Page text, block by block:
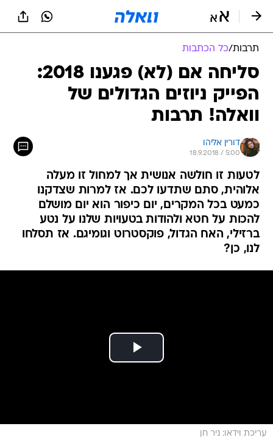
תרבות/כל הכתבות
סליחה אם (לא) פגענו 2018:
הפייק ניוזים הגדולים של
וואלה! תרבות
דורין אליהו
18.9.2018 / 5:00
לטעות זו חולשה אנושית אך למחול זו מעלה
אלוהית, סתם שתדעו לכם. אז למרות שצדקנו
כמעט בכל המקרים, יום כיפור הוא יום מושלם
להכות על חטא ולהודות בטעויות שלנו על נטע
ברזילי, האח הגדול, פוקסטרוט וגומיגם. אז תסלחו
לנו, כן?
עריכת וידאו: ניר חן